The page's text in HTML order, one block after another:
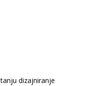
dizajniranje